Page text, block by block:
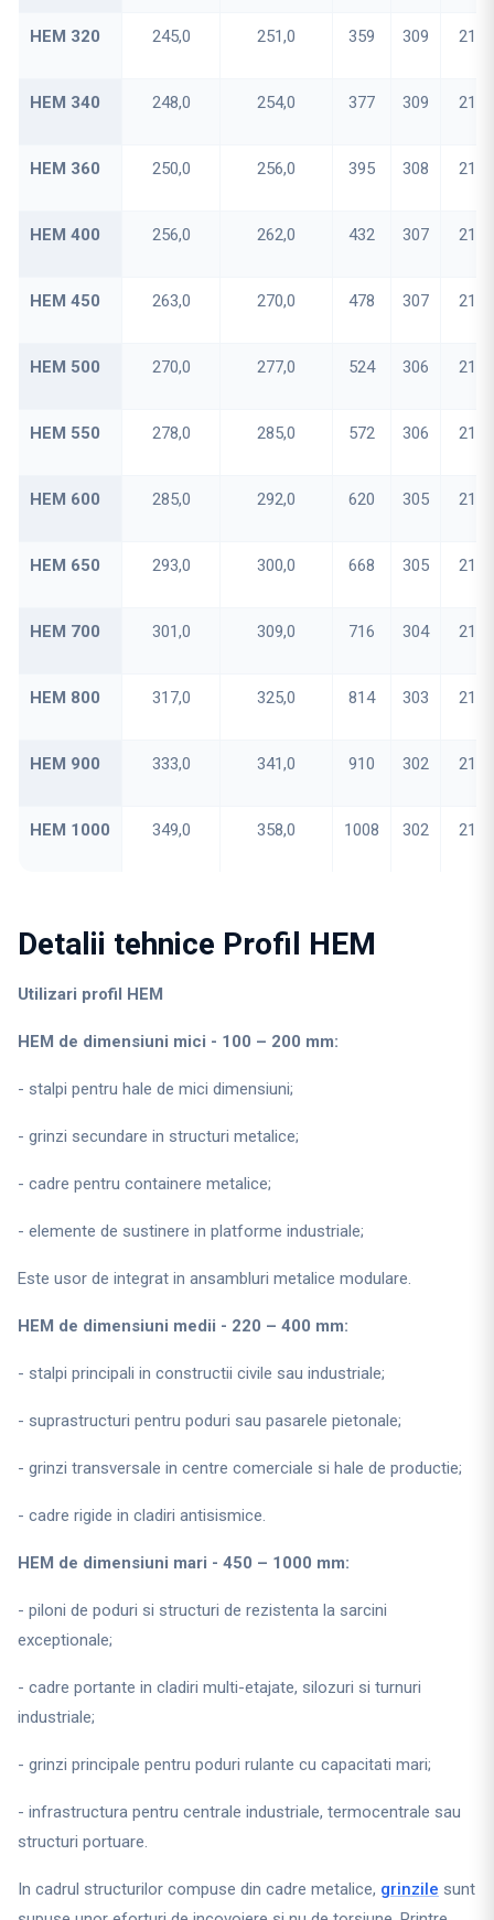
HEM 320 245,0 251,0 359 309 21
HEM 340 248,0 254,0 377 309 21
HEM 360 250,0 256,0 395 308 21
HEM 400 256,0 262,0 432 307 21
HEM 450 263,0 270,0 478 307 21
HEM 500 270,0 277,0 524 306 21
HEM 550 278,0 285,0 572 306 21
HEM 600 285,0 292,0 620 305 21
HEM 650 293,0 300,0 668 305 21
HEM 700 301,0 309,0 716 304 21
HEM 800 317,0 325,0 814 303 21
HEM 900 333,0 341,0 910 302 21
HEM 1000 349,0 358,0 1008 302 21
Detalii tehnice Profil HEM
Utilizari profil HEM
HEM de dimensiuni mici - 100 – 200 mm:
- stalpi pentru hale de mici dimensiuni;
- grinzi secundare in structuri metalice;
- cadre pentru containere metalice;
- elemente de sustinere in platforme industriale;
Este usor de integrat in ansambluri metalice modulare.
HEM de dimensiuni medii - 220 – 400 mm:
- stalpi principali in constructii civile sau industriale;
- suprastructuri pentru poduri sau pasarele pietonale;
- grinzi transversale in centre comerciale si hale de productie;
- cadre rigide in cladiri antisismice.
HEM de dimensiuni mari - 450 – 1000 mm:
- piloni de poduri si structuri de rezistenta la sarcini
exceptionale;
- cadre portante in cladiri multi-etajate, silozuri si turnuri
industriale;
- grinzi principale pentru poduri rulante cu capacitati mari;
- infrastructura pentru centrale industriale, termocentrale sau
structuri portuare.
In cadrul structurilor compuse din cadre metalice, grinzile sunt